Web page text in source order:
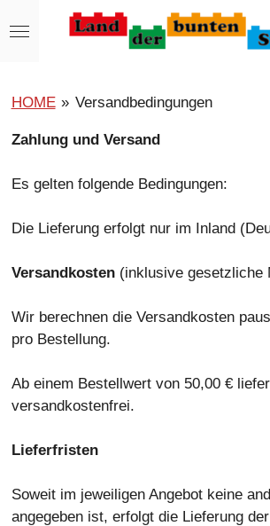
Hauptinhalt
HOME » Versandbedingungen
Zahlung und Versand
Es gelten folgende Bedingungen:
Die Lieferung erfolgt nur im Inland
Versandkosten (inklusive gesetzliche
Wir berechnen die Versandkosten
pro Bestellung.
Ab einem Bestellwert von 50,00 €
versandkostenfrei.
Lieferfristen
Soweit im jeweiligen Angebot keine
angegeben ist, erfolgt die Lieferung